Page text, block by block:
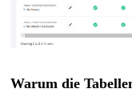
Warum die